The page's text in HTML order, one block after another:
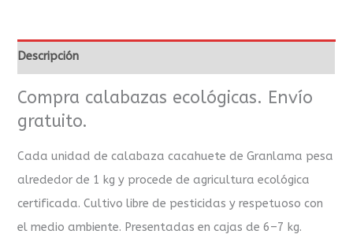
Descripción
Compra calabazas ecológicas. Envío
gratuito.
Cada unidad de calabaza cacahuete de Granlama pesa
alrededor de 1 kg y procede de agricultura ecológica
certificada. Cultivo libre de pesticidas y respetuoso con
el medio ambiente. Presentadas en cajas de 6–7 kg.